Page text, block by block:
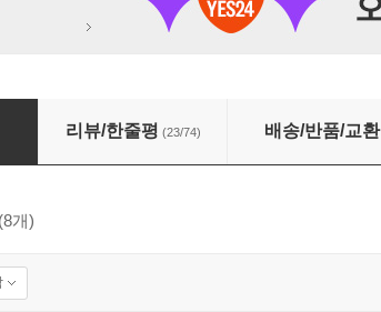
리뷰/한줄평 (23/74) 배송/반품/교환
(8개)